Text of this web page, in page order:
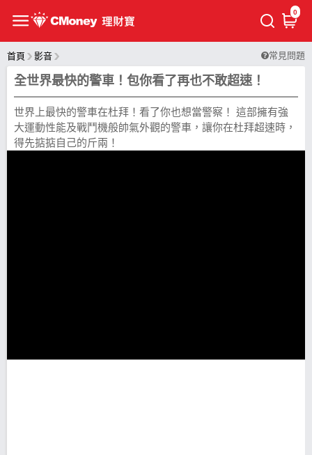
0
首頁 影音 常見問題
全世界最快的警車！包你看了再也不敢超速！
世界上最快的警車在杜拜！看了你也想當警察！ 這部擁有強
大運動性能及戰鬥機般帥氣外觀的警車，讓你在杜拜超速時，
得先掂掂自己的斤兩！